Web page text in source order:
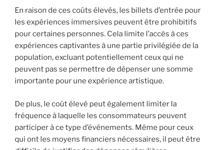
En raison de ces coûts élevés, les billets d’entrée pour
les expériences immersives peuvent être prohibitifs
pour certaines personnes. Cela limite l’accès à ces
expériences captivantes à une partie privilégiée de la
population, excluant potentiellement ceux qui ne
peuvent pas se permettre de dépenser une somme
importante pour une expérience artistique.
De plus, le coût élevé peut également limiter la
fréquence à laquelle les consommateurs peuvent
participer à ce type d’événements. Même pour ceux
qui ont les moyens financiers nécessaires, il peut être